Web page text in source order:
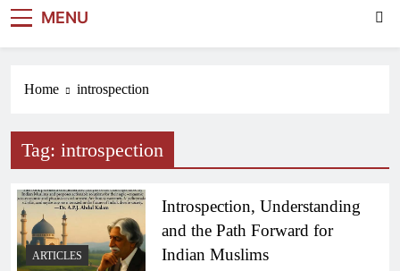
MENU
Home introspection
Tag: introspection
ARTICLES
Introspection, Understanding
and the Path Forward for
Indian Muslims